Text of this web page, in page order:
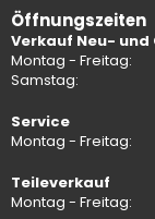
Öffnungszeiten
Verkauf Neu-
Montag - Freitag:
Samstag:
Service
Montag - Freitag:
Teileverkauf
Montag - Freitag: